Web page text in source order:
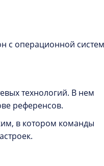
с операционной
технологий. В нем
референсов.
в котором команды